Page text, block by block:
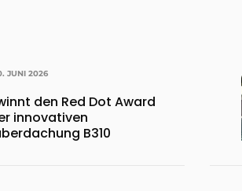
JUNI 2026
den Red Dot Award
innovativen
B310